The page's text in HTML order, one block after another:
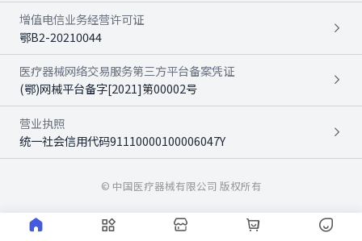
增值电信业务经营许可证
鄂B2-20210044
医疗器械网络交易服务第三方平台备案凭证
(鄂)网械平台备字[2021]第00002号
营业执照
统一社会信用代码91110000100006047Y
© 中国医疗器械有限公司 版权所有